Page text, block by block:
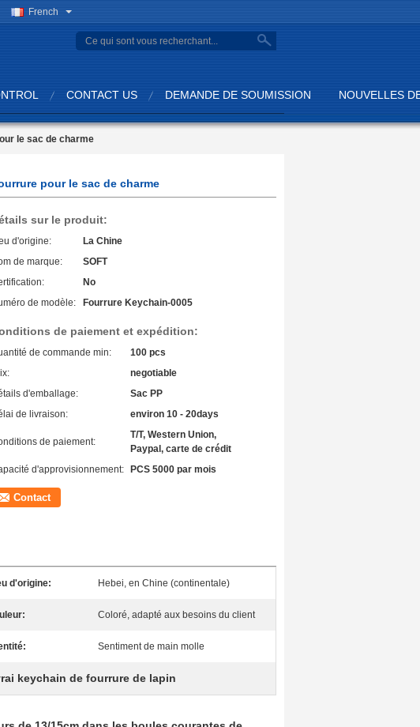
French
search
CONTACT US DEMANDE DE SOUMISSION NOUVELLES
le sac de charme
pour le sac de charme
sur le produit:
d'origine:
La Chine
de marque:
SOFT
No
de modèle:
Fourrure Keychain-0005
de paiement et expédition:
de commande min:
100 pcs
negotiable
d'emballage:
Sac PP
de livraison:
environ 10 - 20days
de paiement:
T/T, Western Union,
Paypal, carte de crédit
d'approvisionnement:
PCS 5000 par mois
Contact
d'origine: Hebei, en Chine (continentale)
Coloré, adapté aux besoins du client
Sentiment de main molle
keychain de fourrure de lapin